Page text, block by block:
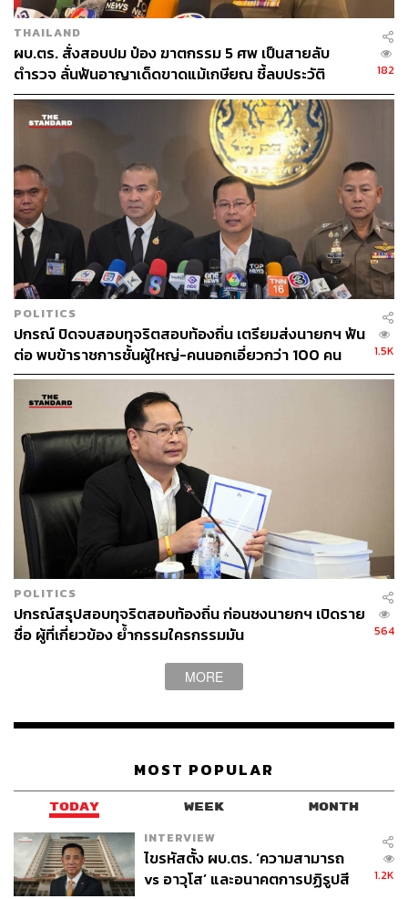
THAILAND
ผบ.ตร. สั่งสอบปม ป๋อง ฆาตกรรม 5 ศพ เป็นสายลับ
ตำรวจ ลั่นฟันอาญาเด็ดขาดแม้เกษียณ ชี้ลบประวัติ
อาชญากรเองไม่ได้
182
POLITICS
ปกรณ์ ปิดจบสอบทุจริตสอบท้องถิ่น เตรียมส่งนายกฯ ฟัน
ต่อ พบข้าราชการชั้นผู้ใหญ่-คนนอกเอี่ยวกว่า 100 คน
1.5K
POLITICS
ปกรณ์สรุปสอบทุจริตสอบท้องถิ่น ก่อนชงนายกฯ เปิดราย
ชื่อ ผู้ที่เกี่ยวข้อง ย้ำกรรมใครกรรมมัน
564
MORE
MOST POPULAR
TODAY WEEK MONTH
INTERVIEW
ไขรหัสตั้ง ผบ.ตร. ‘ความสามารถ
vs อาวุโส’ และอนาคตการปฏิรูปสี
1.2K